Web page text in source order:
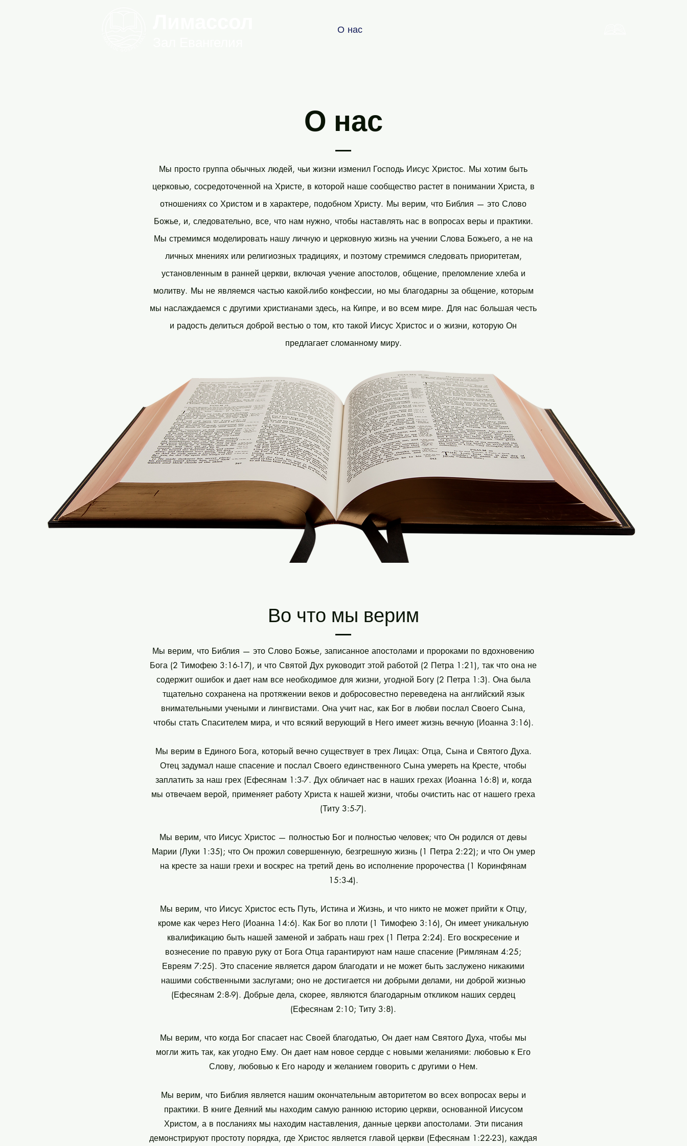
О нас
О нас
Мы просто группа обычных людей, чьи жизни изменил Господь Иисус Христос. Мы хотим быть
церковью, сосредоточенной на Христе, в которой наше сообщество растет в понимании Христа, в
отношениях со Христом и в характере, подобном Христу. Мы верим, что Библия — это Слово
Божье, и, следовательно, все, что нам нужно, чтобы наставлять нас в вопросах веры и практики.
Мы стремимся моделировать нашу личную и церковную жизнь на учении Слова Божьего, а не на
личных мнениях или религиозных традициях, и поэтому стремимся следовать приоритетам,
установленным в ранней церкви, включая учение апостолов, общение, преломление хлеба и
молитву. Мы не являемся частью какой-либо конфессии, но мы благодарны за общение, которым
мы наслаждаемся с другими христианами здесь, на Кипре, и во всем мире. Для нас большая честь
и радость делиться доброй вестью о том, кто такой Иисус Христос и о жизни, которую Он
предлагает сломанному миру.
Во что мы верим
Мы верим, что Библия — это Слово Божье, записанное апостолами и пророками по вдохновению
Бога (2 Тимофею 3:16-17), и что Святой Дух руководит этой работой (2 Петра 1:21), так что она не
содержит ошибок и дает нам все необходимое для жизни, угодной Богу (2 Петра 1:3). Она была
тщательно сохранена на протяжении веков и добросовестно переведена на английский язык
внимательными учеными и лингвистами. Она учит нас, как Бог в любви послал Своего Сына,
чтобы стать Спасителем мира, и что всякий верующий в Него имеет жизнь вечную (Иоанна 3:16).
Мы верим в Единого Бога, который вечно существует в трех Лицах: Отца, Сына и Святого Духа.
Отец задумал наше спасение и послал Своего единственного Сына умереть на Кресте, чтобы
заплатить за наш грех (Ефесянам 1:3-7. Дух обличает нас в наших грехах (Иоанна 16:8) и, когда
мы отвечаем верой, применяет работу Христа к нашей жизни, чтобы очистить нас от нашего греха
(Титу 3:5-7).
Мы верим, что Иисус Христос — полностью Бог и полностью человек; что Он родился от девы
Марии (Луки 1:35); что Он прожил совершенную, безгрешную жизнь (1 Петра 2:22); и что Он умер
на кресте за наши грехи и воскрес на третий день во исполнение пророчества (1 Коринфянам
15:3-4).
Мы верим, что Иисус Христос есть Путь, Истина и Жизнь, и что никто не может прийти к Отцу,
кроме как через Него (Иоанна 14:6). Как Бог во плоти (1 Тимофею 3:16), Он имеет уникальную
квалификацию быть нашей заменой и забрать наш грех (1 Петра 2:24). Его воскресение и
вознесение по правую руку от Бога Отца гарантируют нам наше спасение (Римлянам 4:25;
Евреям 7:25). Это спасение является даром благодати и не может быть заслужено никакими
нашими собственными заслугами; оно не достигается ни добрыми делами, ни доброй жизнью
(Ефесянам 2:8-9). Добрые дела, скорее, являются благодарным откликом наших сердец
(Ефесянам 2:10; Титу 3:8).
Мы верим, что когда Бог спасает нас Своей благодатью, Он дает нам Святого Духа, чтобы мы
могли жить так, как угодно Ему. Он дает нам новое сердце с новыми желаниями: любовью к Его
Слову, любовью к Его народу и желанием говорить с другими о Нем.
Мы верим, что Библия является нашим окончательным авторитетом во всех вопросах веры и
практики. В книге Деяний мы находим самую раннюю историю церкви, основанной Иисусом
Христом, а в посланиях мы находим наставления, данные церкви апостолами. Эти писания
демонстрируют простоту порядка, где Христос является главой церкви (Ефесянам 1:22-23), каждая